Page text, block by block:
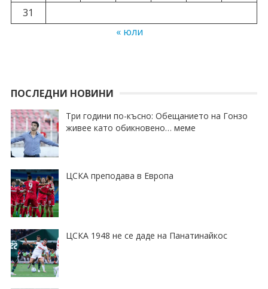
31
« юли
ПОСЛЕДНИ НОВИНИ
Три години по-късно: Обещанието на Гонзо
живее като обикновено… меме
ЦСКА преподава в Европа
ЦСКА 1948 не се даде на Панатинайкос